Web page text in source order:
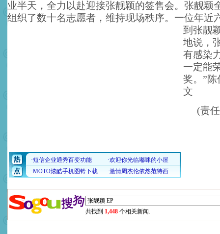
业半天，全力以赴迎接张靓颖的签售会。张靓颖
组织了数十名志愿者，维持现场秩序。 一位年近
到张靓
地说，
有感染
一定能
奖。”
文
(责
共找到 1,448 个相关新闻.